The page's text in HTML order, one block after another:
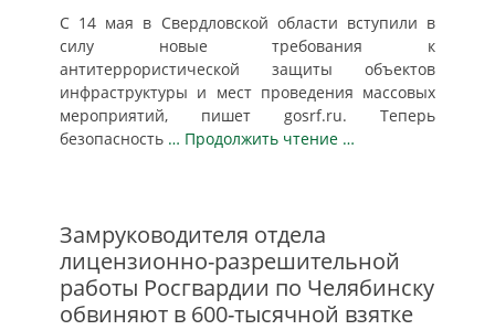
С 14 мая в Свердловской области вступили в
силу новые требования к
антитеррористической защиты объектов
инфраструктуры и мест проведения массовых
мероприятий, пишет gosrf.ru. Теперь
безопасность … Продолжить чтение …
Замруководителя отдела
лицензионно-разрешительной
работы Росгвардии по Челябинску
обвиняют в 600-тысячной взятке